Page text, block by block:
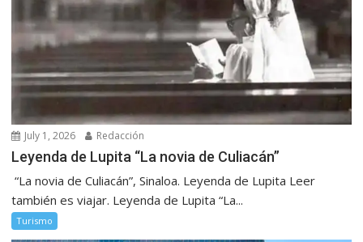
July 1, 2026 Redacción
Leyenda de Lupita “La novia de Culiacán”
“La novia de Culiacán”, Sinaloa. Leyenda de Lupita Leer
también es viajar. Leyenda de Lupita “La...
Turismo